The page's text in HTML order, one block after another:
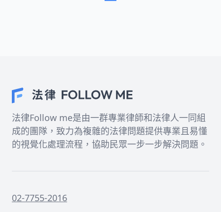
法律Follow me是由一群專業律師和法律人一同組
成的團隊，致力為複雜的法律問題提供專業且易懂
的視覺化處理流程，協助民眾一步一步解決問題。
02-7755-2016